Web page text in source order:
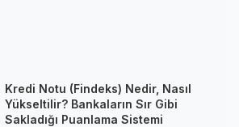
Kredi Notu (Findeks) Nedir, Nasıl
Yükseltilir? Bankaların Sır Gibi
Sakladığı Puanlama Sistemi